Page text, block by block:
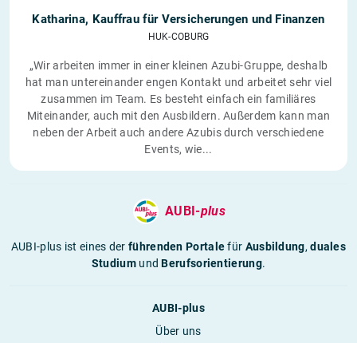
Katharina, Kauffrau für Versicherungen und Finanzen
HUK-COBURG
„Wir arbeiten immer in einer kleinen Azubi-Gruppe, deshalb
hat man untereinander engen Kontakt und arbeitet sehr viel
zusammen im Team. Es besteht einfach ein familiäres
Miteinander, auch mit den Ausbildern. Außerdem kann man
neben der Arbeit auch andere Azubis durch verschiedene
Events, wie...
AUBI-plus
AUBI-plus ist eines derführenden Portalefür Ausbildung,duales
StudiumundBerufsorientierung.
AUBI-plus
Über uns